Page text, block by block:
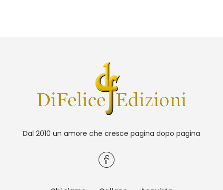
Dal 2010 un amore che cresce pagina dopo pagina